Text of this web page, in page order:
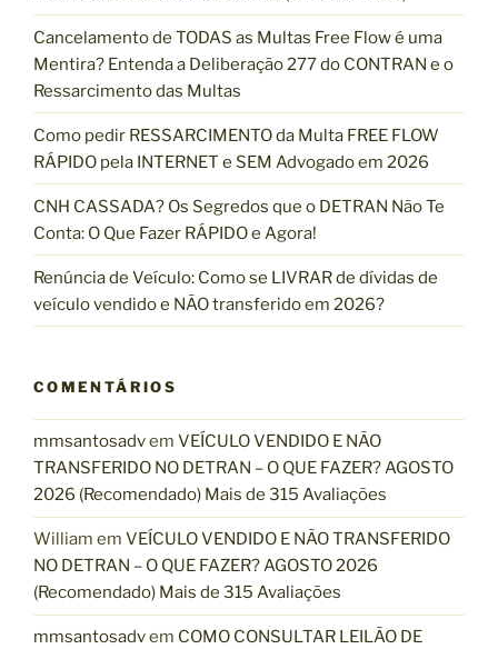
p
o
r
Cancelamento de TODAS as Multas Free Flow é uma
Mentira? Entenda a Deliberação 277 do CONTRAN e o
Ressarcimento das Multas
Como pedir RESSARCIMENTO da Multa FREE FLOW
RÁPIDO pela INTERNET e SEM Advogado em 2026
CNH CASSADA? Os Segredos que o DETRAN Não Te
Conta: O Que Fazer RÁPIDO e Agora!
Renúncia de Veículo: Como se LIVRAR de dívidas de
veículo vendido e NÃO transferido em 2026?
COMENTÁRIOS
mmsantosadvem VEÍCULO VENDIDO E NÃO
TRANSFERIDO NO DETRAN – O QUE FAZER? AGOSTO
2026 (Recomendado) Mais de 315 Avaliações
William em VEÍCULO VENDIDO E NÃO TRANSFERIDO
NO DETRAN – O QUE FAZER? AGOSTO 2026
(Recomendado) Mais de 315 Avaliações
mmsantosadvem COMO CONSULTAR LEILÃO DE